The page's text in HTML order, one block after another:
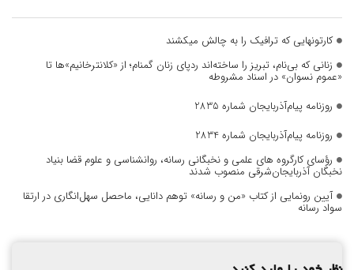
کارتونهایی که ترافیک را به چالش میکشند
زنانی که بی‌نام، تبریز را ساخته‌اند ردپای زنان گمنام؛ از «کلانترخانیم»ها تا
«عموم نسوان» در اسناد مشروطه
روزنامه پیام‌آذربایجان شماره 2835
روزنامه پیام‌آذربایجان شماره 2834
رؤسای کارگروه های علمی و نخبگانی رسانه، روانشناسی و علوم قضا بنیاد
نخبگان آذربایجان‌شرقی منصوب شدند
آیین رونمایی از کتاب «من و رسانه» توهم دانایی، ماحصل سهل‌انگاری در ارتقا
سواد رسانه